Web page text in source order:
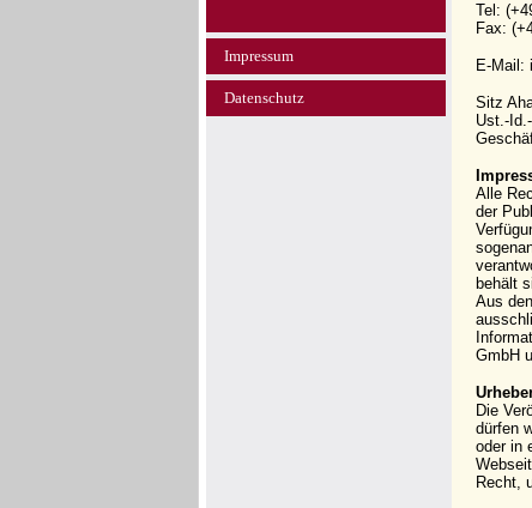
Impressum
Datenschutz
Tel:
Fax:
E-Mail:
Sitz
Ust.-
Alle
der
behält
Aus
GmbH
Die
dürfen
oder in
Recht,